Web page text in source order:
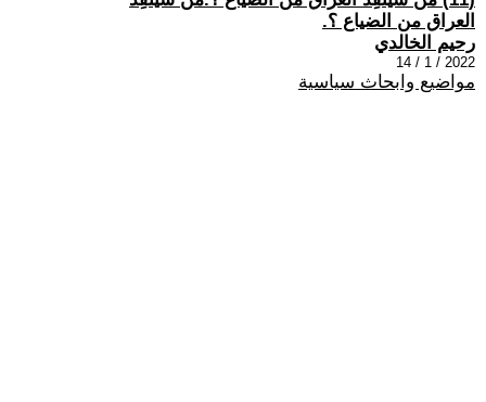
العراق من الضياع ؟.
رحيم الخالدي
2022 / 1 / 14
مواضيع وابحاث سياسية